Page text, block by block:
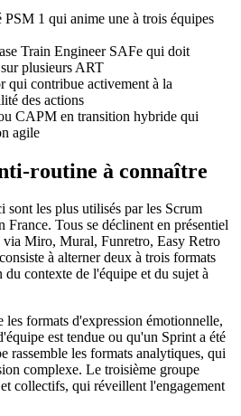
1 qui anime une à trois équipes
Train Engineer SAFe qui doit
plusieurs ART
qui contribue activement à la
des actions
CAPM en transition hybride qui
agile
routine à connaître
sont les plus utilisés par les Scrum
France. Tous se déclinent en présentiel
via Miro, Mural, Funretro, Easy Retro
à alterner deux à trois formats
contexte de l'équipe et du sujet à
formats d'expression émotionnelle,
est tendue ou qu'un Sprint a été
rassemble les formats analytiques, qui
complexe. Le troisième groupe
collectifs, qui réveillent l'engagement